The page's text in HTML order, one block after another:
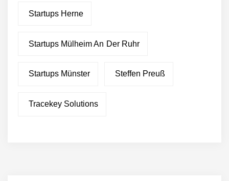
Startups Herne
Startups Mülheim An Der Ruhr
Startups Münster Steffen Preuß
Tracekey Solutions